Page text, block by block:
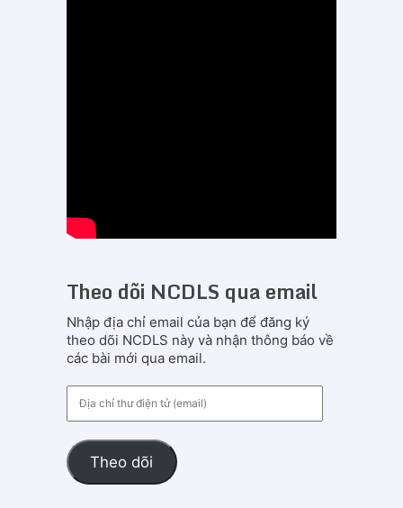
Theo dõi NCDLS qua email
Nhập địa chỉ email của bạn để đăng ký
theo dõi NCDLS này và nhận thông báo về
các bài mới qua email.
chỉ
điện
tử
(email)
Theo dõi